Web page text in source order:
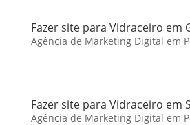
Fazer site para Vidraceiro em
Agência de Marketing Digital em
Fazer site para Vidraceiro em
Agência de Marketing Digital em